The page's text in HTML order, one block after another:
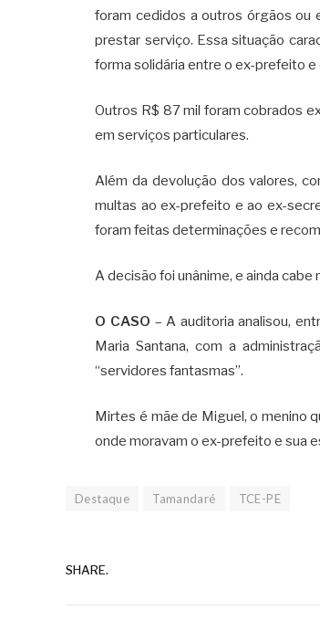
foram cedidos a outros órgãos ou
prestar serviço. Essa situação
forma solidária entre o ex-prefeito
Outros R$ 87 mil foram cobrados
em serviços particulares.
Além da devolução dos valores,
multas ao ex-prefeito e ao ex-
foram feitas determinações e
A decisão foi unânime, e ainda
O CASO – A auditoria analisou,
Maria Santana, com a
“servidores fantasmas”.
Mirtes é mãe de Miguel, o menino
onde moravam o ex-prefeito e sua
Destaque Tamandaré TCE-PE
SHARE.